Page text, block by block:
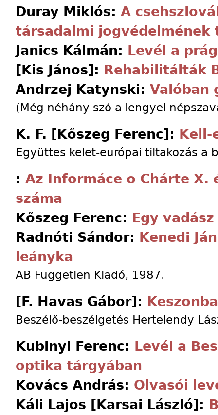
Duray Miklós: A
társadalmi jogvédelmének
Janics Kálmán: Levél a
[Kis János]: Rehabilitálták
Andrzej Katynski: Valóban
(Még néhány szó a lengyel
K. F. [Kőszeg Ferenc]: Kell-
Együttes kelet-európai tiltakozás a
: Az Informáce o Chárte X.
száma
Kőszeg Ferenc: Egy
Radnóti Sándor: Kenedi
leányka
AB Független Kiadó, 1987.
[F. Havas Gábor]:
Beszélő-beszélgetés Hertelendy
Kubinyi Ferenc: Levél a
optika tárgyában
Kovács András: Olvasói
Káli Lajos [Karsai László]: